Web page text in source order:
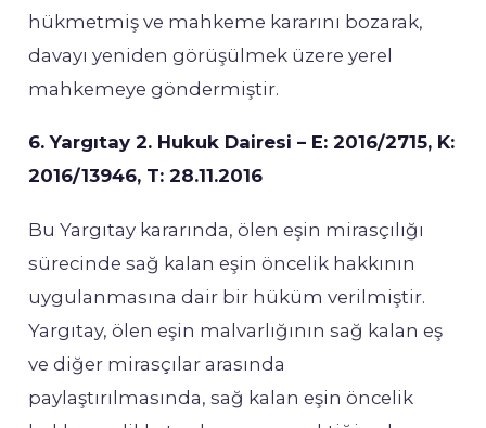
hükmetmiş ve mahkeme kararını bozarak,
davayı yeniden görüşülmek üzere yerel
mahkemeye göndermiştir.
6. Yargıtay 2. Hukuk Dairesi – E: 2016/2715, K:
2016/13946, T: 28.11.2016
Bu Yargıtay kararında, ölen eşin mirasçılığı
sürecinde sağ kalan eşin öncelik hakkının
uygulanmasına dair bir hüküm verilmiştir.
Yargıtay, ölen eşin malvarlığının sağ kalan eş
ve diğer mirasçılar arasında
paylaştırılmasında, sağ kalan eşin öncelik